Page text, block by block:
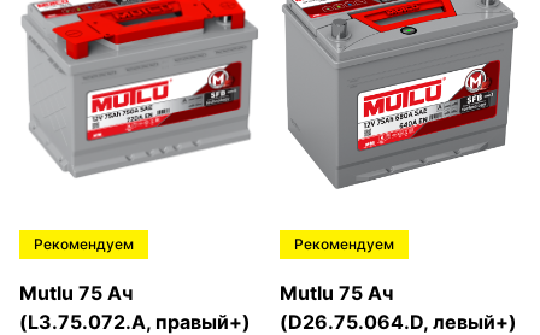
Рекомендуем
Mutlu 75 Ач
(L3.75.072.A, правый+)
Рекомендуем
Mutlu 75 Ач
(D26.75.064.D, левый+)